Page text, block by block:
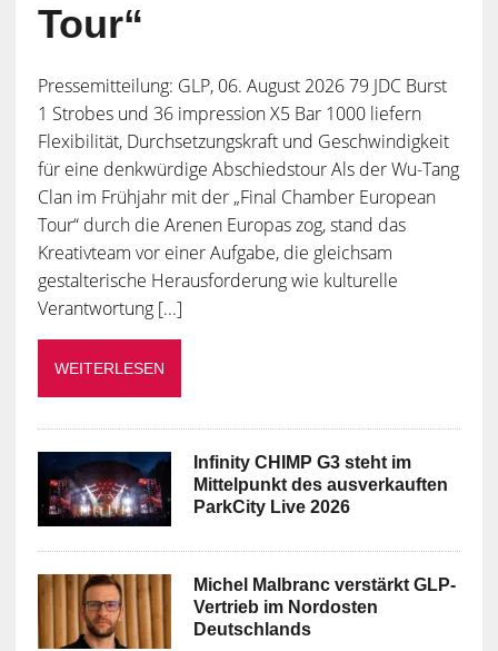
Tour“
Pressemitteilung: GLP, 06. August 2026 79 JDC Burst
1 Strobes und 36 impression X5 Bar 1000 liefern
Flexibilität, Durchsetzungskraft und Geschwindigkeit
für eine denkwürdige Abschiedstour Als der Wu-Tang
Clan im Frühjahr mit der „Final Chamber European
Tour“ durch die Arenen Europas zog, stand das
Kreativteam vor einer Aufgabe, die gleichsam
gestalterische Herausforderung wie kulturelle
Verantwortung [...]
WEITERLESEN
Infinity CHIMP G3 steht im
Mittelpunkt des ausverkauften
ParkCity Live 2026
Michel Malbranc verstärkt GLP-
Vertrieb im Nordosten
Deutschlands